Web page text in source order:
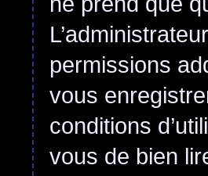
permissions
vous
conditions
vous de bien